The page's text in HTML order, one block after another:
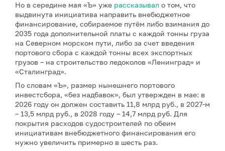
Но в середине мая «Ъ» уже рассказывал о том, что
выдвинута инициатива направить внебюджетное
финансирование, собираемое путём либо взимания до
2035 года дополнительной платы с каждой тонны груза
на Северном морском пути, либо за счет введения
портового сбора с каждой тонны всех экспортных
грузов – на строительство ледоколов «Ленинград» и
«Сталинград».
По словам «Ъ», размер нынешнего портового
инвестсбора, «без надбавок», был утвержден в мае: в
2026 году он должен составить 11,8 млрд руб., в 2027-м
– 13,5 млрд руб., в 2028 году – 14,7 млрд руб. Для
покрытия расходов судостроителей по обеим
инициативам внебюджетного финансирования его
нужно увеличить примерно в шесть раз.